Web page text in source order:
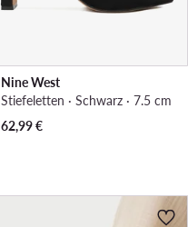
Nine West
Stiefeletten · Schwarz · 7.5 cm
62,99€